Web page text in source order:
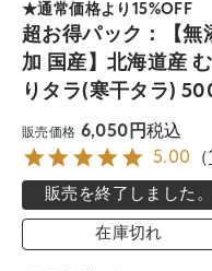
★通常価格より15%OFF
超お得パック：【無
加 国産】北海道産
りタラ(寒干タラ)
販売価格 6,050 税込
5.00 （1
販売を終了しました。
在庫切れ